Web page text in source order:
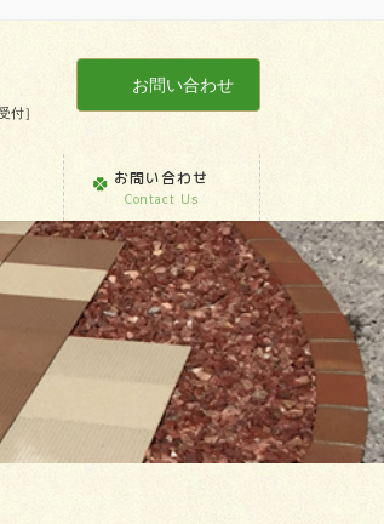
付］
お問い合わせ
お問い合わせ
Contact Us